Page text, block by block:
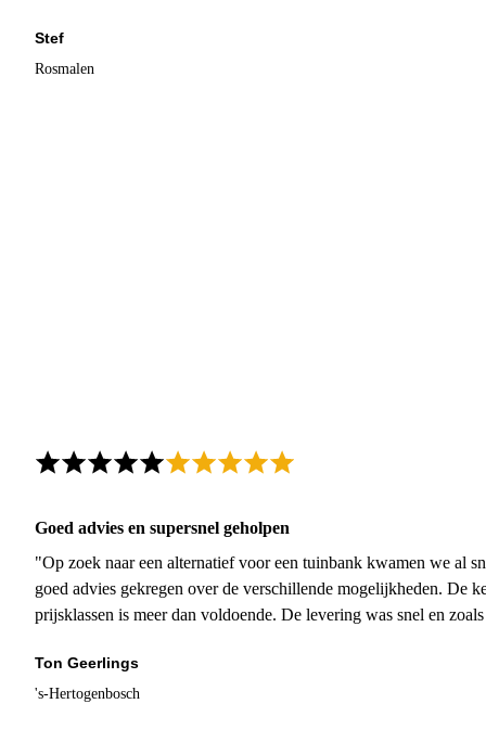
Stef
Rosmalen
Goed advies en supersnel geholpen
"Op zoek naar een alternatief voor een tuinbank kwamen we al
goed advies gekregen over de verschillende mogelijkheden. De
prijsklassen is meer dan voldoende. De levering was snel en
Ton Geerlings
's-Hertogenbosch